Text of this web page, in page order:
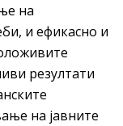
на
и ефикасно и
резултати
на јавните